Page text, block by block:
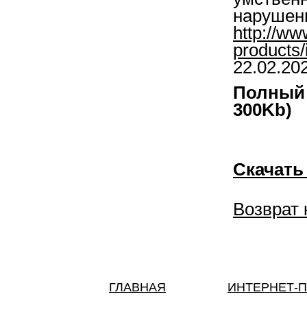
http://
Полный
300Kb)
Возврат
ГЛАВНАЯ ИНТЕРНЕТ-